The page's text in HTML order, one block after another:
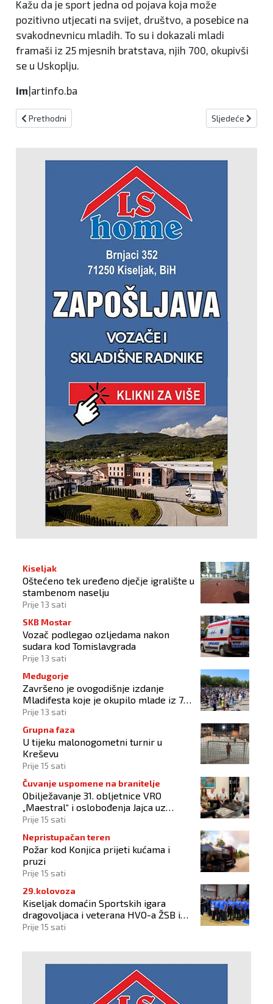
Kažu da je sport jedna od pojava koja može
pozitivno utjecati na svijet, društvo, a posebice na
svakodnevnicu mladih. To su i dokazali mladi
framaši iz 25 mjesnih bratstava, njih 700, okupivši
se u Uskoplju.
im |artinfo.ba
Prethodni članak: KREŠEVO: GASTRO SAJAM "DEŽEVICE 2015."
Prethodni Sljedeći članak:
Sljedeće
Kiseljak
Oštećeno tek uređeno dječje igralište u
stambenom naselju
Prije 13 sati
SKB Mostar
Vozač podlegao ozljedama nakon
sudara kod Tomislavgrada
Prije 13 sati
Međugorje
Završeno je ovogodišnje izdanje
Mladifesta koje je okupilo mlade iz 73
zemlje svijeta
Prije 13 sati
Grupna faza
U tijeku malonogometni turnir u
Kreševu
Prije 15 sati
Čuvanje uspomene na branitelje
Obilježavanje 31. obljetnice VRO
„Maestral“ i oslobođenja Jajca uz
pokroviteljstvo HNS-a BiH
Prije 15 sati
Nepristupačan teren
Požar kod Konjica prijeti kućama i
pruzi
Prije 15 sati
29.kolovoza
Kiseljak domaćin Sportskih igara
dragovoljaca i veterana HVO-a ŽSB i
Dana branitelja
Prije 15 sati